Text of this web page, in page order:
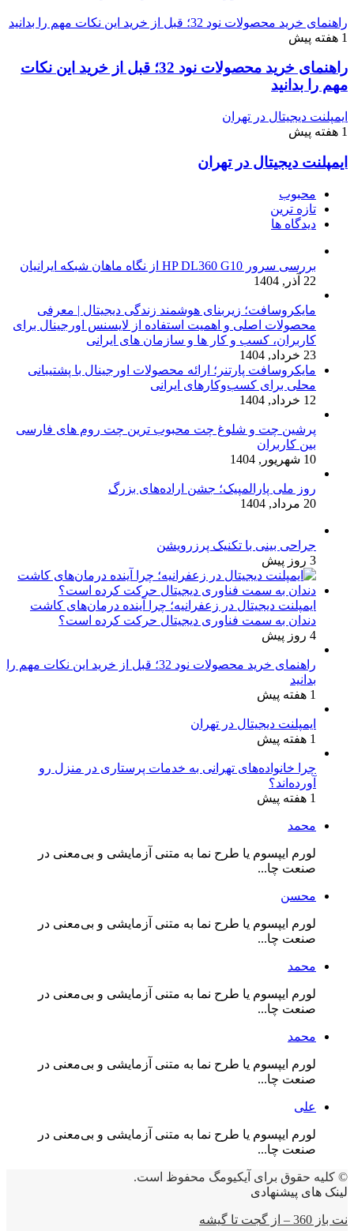
راهنمای خرید محصولات نود 32؛ قبل از خرید این نکات مهم را بدانید
1 هفته پیش
راهنمای خرید محصولات نود 32؛ قبل از خرید این نکات
مهم را بدانید
ایمپلنت دیجیتال در تهران
1 هفته پیش
ایمپلنت دیجیتال در تهران
محبوب
تازه ترین
دیدگاه ها
بررسی سرور HP DL360 G10 از نگاه ماهان شبکه ایرانیان
22 آذر, 1404
مایکروسافت؛ زیربنای هوشمند زندگی دیجیتال | معرفی
محصولات اصلی و اهمیت استفاده از لایسنس اورجینال برای
کاربران، کسب و کار ها و سازمان های ایرانی
23 خرداد, 1404
مایکروسافت پارتنر؛ ارائه محصولات اورجینال با پشتیبانی
محلی برای کسب‌وکارهای ایرانی
12 خرداد, 1404
پرشین چت و شلوغ چت محبوب ترین چت روم های فارسی
بین کاربران
10 شهریور, 1404
روز ملی پارالمپیک؛ جشن اراده‌های بزرگ
20 مرداد, 1404
جراحی بینی با تکنیک پرزرویشن
3 روز پیش
ایمپلنت دیجیتال در زعفرانیه؛ چرا آینده درمان‌های کاشت
دندان به سمت فناوری دیجیتال حرکت کرده است؟
4 روز پیش
راهنمای خرید محصولات نود 32؛ قبل از خرید این نکات مهم را
بدانید
1 هفته پیش
ایمپلنت دیجیتال در تهران
1 هفته پیش
چرا خانواده‌های تهرانی به خدمات پرستاری در منزل رو
آورده‌اند؟
1 هفته پیش
محمد
لورم ایپسوم یا طرح‌ نما به متنی آزمایشی و بی‌معنی در
صنعت چا...
محسن
لورم ایپسوم یا طرح‌ نما به متنی آزمایشی و بی‌معنی در
صنعت چا...
محمد
لورم ایپسوم یا طرح‌ نما به متنی آزمایشی و بی‌معنی در
صنعت چا...
محمد
لورم ایپسوم یا طرح‌ نما به متنی آزمایشی و بی‌معنی در
صنعت چا...
علی
لورم ایپسوم یا طرح‌ نما به متنی آزمایشی و بی‌معنی در
صنعت چا...
© کلیه حقوق برای آیکیومگ محفوظ است.
لینک های پیشنهادی
نت باز 360 – از گجت تا گیشه